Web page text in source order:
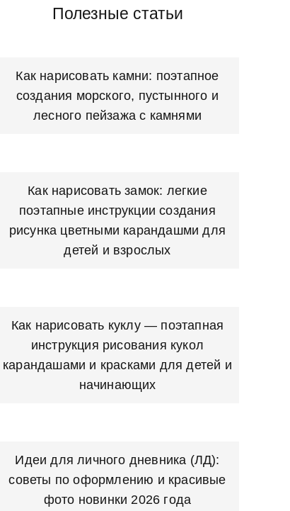
Полезные статьи
Как нарисовать камни: поэтапное
создания морского, пустынного и
лесного пейзажа с камнями
Как нарисовать замок: легкие
поэтапные инструкции создания
рисунка цветными карандашми для
детей и взрослых
Как нарисовать куклу — поэтапная
инструкция рисования кукол
карандашами и красками для детей и
начинающих
Идеи для личного дневника (ЛД):
советы по оформлению и красивые
фото новинки 2026 года